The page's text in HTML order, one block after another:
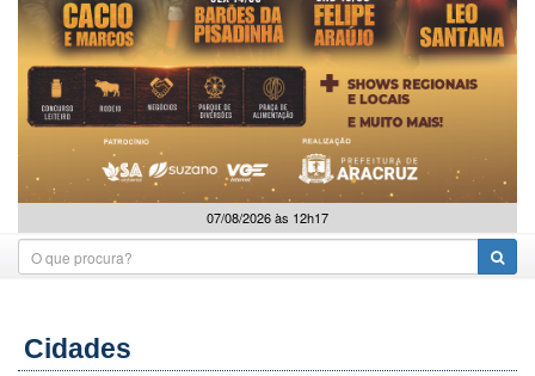
07/08/2026 às 12h17
Cidades